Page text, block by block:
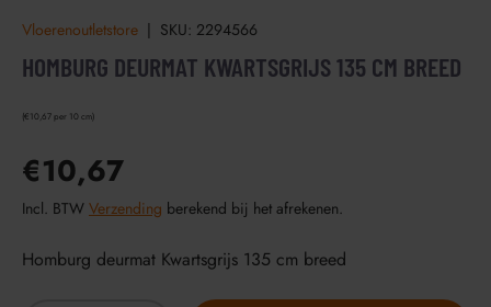
Vloerenoutletstore | SKU: 2294566
HOMBURG DEURMAT KWARTSGRIJS 135 CM BREED
€10,67 per 10 cm
€10,67
Incl. BTW Verzending berekend bij het afrekenen.
Homburg deurmat Kwartsgrijs 135 cm breed